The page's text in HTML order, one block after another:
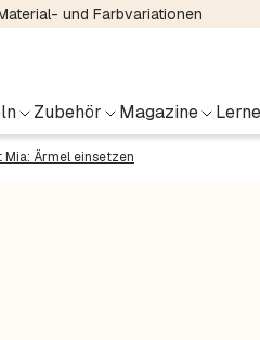
und Farbvariationen
Zubehör Magazine
Mia: Ärmel einsetzen